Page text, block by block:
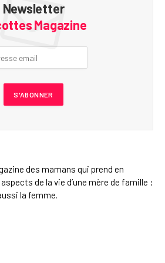
Newsletter
Magazine
des mamans qui prend en
de la vie d’une mère de famille :
la femme.